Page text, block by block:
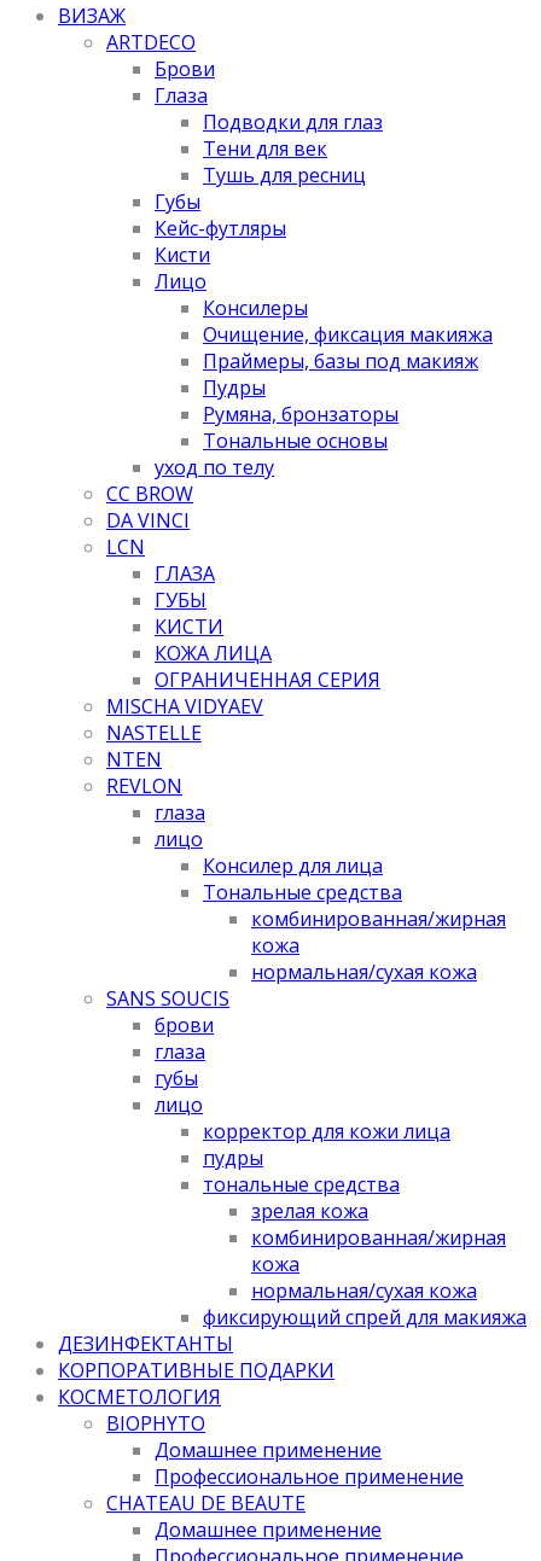
ВИЗАЖ
ARTDECO
Брови
Глаза
Подводки для глаз
Тени для век
Тушь для ресниц
Губы
Кейс-футляры
Кисти
Лицо
Консилеры
Очищение, фиксация макияжа
Праймеры, базы под макияж
Пудры
Румяна, бронзаторы
Тональные основы
уход по телу
CC BROW
DA VINCI
LCN
ГЛАЗА
ГУБЫ
КИСТИ
КОЖА ЛИЦА
ОГРАНИЧЕННАЯ СЕРИЯ
MISCHA VIDYAEV
NASTELLE
NTEN
REVLON
глаза
лицо
Консилер для лица
Тональные средства
комбинированная/жирная
кожа
нормальная/cухая кожа
SANS SOUCIS
брови
глаза
губы
лицо
корректор для кожи лица
пудры
тональные средства
зрелая кожа
комбинированная/жирная
кожа
нормальная/cухая кожа
фиксирующий спрей для макияжа
ДЕЗИНФЕКТАНТЫ
КОРПОРАТИВНЫЕ ПОДАРКИ
КОСМЕТОЛОГИЯ
BIOPHYTO
Домашнее применение
Профессиональное применение
CHATEAU DE BEAUTE
Домашнее применение